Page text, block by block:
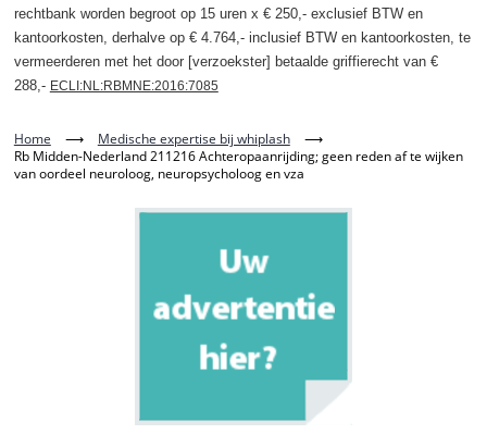
rechtbank worden begroot op 15 uren x € 250,- exclusief BTW en
kantoorkosten, derhalve op € 4.764,- inclusief BTW en kantoorkosten, te
vermeerderen met het door [verzoekster] betaalde griffierecht van €
288,- ECLI:NL:RBMNE:2016:7085
Home ⟶ Medische expertise bij whiplash
⟶
Rb Midden-Nederland 211216 Achteropaanrijding; geen reden af te wijken
van oordeel neuroloog, neuropsycholoog en vza